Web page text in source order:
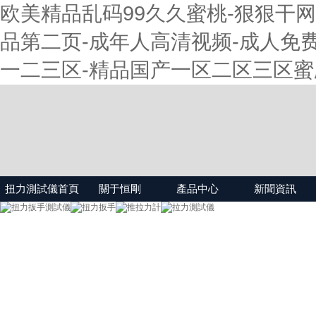
欧美精品乱码99久久蜜桃-狠狠干
品第二页-成年人高清视频-成人免
一二三区-精品国产一区二区三区
扭力測試儀首頁 關于恒剛 產品中心 新聞資訊